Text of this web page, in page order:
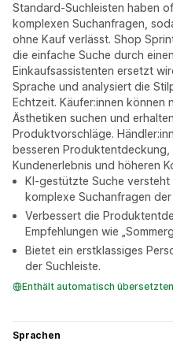
Standard-Suchleisten haben
komplexen Suchanfragen,
ohne Kauf verlässt. Shop
die einfache Suche durch
Einkaufsassistenten ersetzt
Sprache und analysiert die
Echtzeit. Käufer:innen können
Ästhetiken suchen und
Produktvorschläge.
besseren Produktentdeckung,
Kundenerlebnis und höheren
KI-gestützte Suche
komplexe Suchanfragen
Verbessert die
Empfehlungen wie
Bietet ein erstklassiges
der Suchleiste.
Enthält automatisch
Sprachen